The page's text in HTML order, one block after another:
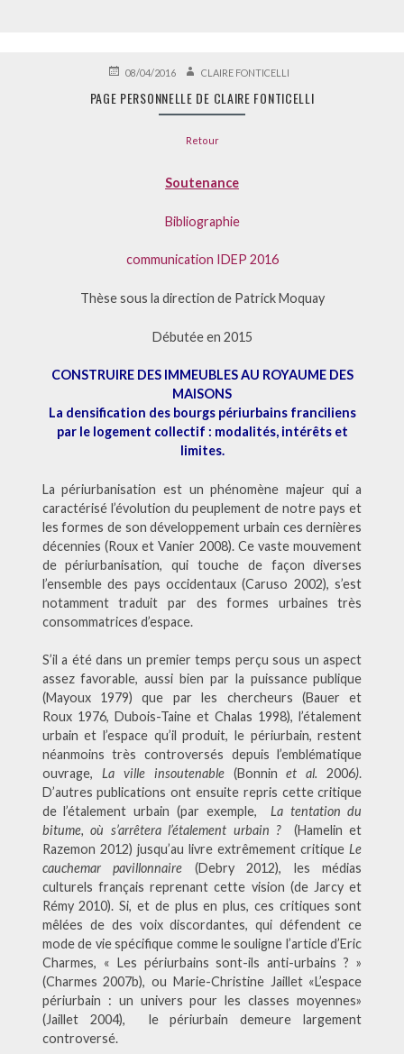
PUBLIÉ08/04/2016 AUTEUR
CLAIRE FONTICELLI
PAGE PERSONNELLE DE CLAIRE FONTICELLI
Retour
Soutenance
Bibliographie
communication IDEP 2016
Thèse sous la direction de Patrick Moquay
Débutée en 2015
CONSTRUIRE DES IMMEUBLES AU ROYAUME DES
MAISONS
La densification des bourgs périurbains franciliens
par le logement collectif : modalités, intérêts et
limites.
La périurbanisation est un phénomène majeur qui a
caractérisé l’évolution du peuplement de notre pays et
les formes de son développement urbain ces dernières
décennies (Roux et Vanier 2008). Ce vaste mouvement
de périurbanisation, qui touche de façon diverses
l’ensemble des pays occidentaux (Caruso 2002), s’est
notamment traduit par des formes urbaines très
consommatrices d’espace.
S’il a été dans un premier temps perçu sous un aspect
assez favorable, aussi bien par la puissance publique
(Mayoux 1979) que par les chercheurs (Bauer et
Roux 1976, Dubois-Taine et Chalas 1998), l’étalement
urbain et l’espace qu’il produit, le périurbain, restent
néanmoins très controversés depuis l’emblématique
ouvrage, La ville insoutenable (Bonninet al.2006).
D’autres publications ont ensuite repris cette critique
de l’étalement urbain (par exemple, La tentation du
bitume, où s’arrêtera l’étalement urbain ?(Hamelin et
Razemon 2012) jusqu’au livre extrêmement critiqueLe
cauchemar pavillonnaire (Debry 2012), les médias
culturels français reprenant cette vision (de Jarcy et
Rémy 2010). Si, et de plus en plus, ces critiques sont
mêlées de des voix discordantes, qui défendent ce
mode de vie spécifique comme le souligne l’article d’Eric
Charmes, « Les périurbains sont-ils anti-urbains ? »
(Charmes 2007b), ou Marie-Christine Jaillet «L’espace
périurbain : un univers pour les classes moyennes»
(Jaillet 2004), le périurbain demeure largement
controversé.